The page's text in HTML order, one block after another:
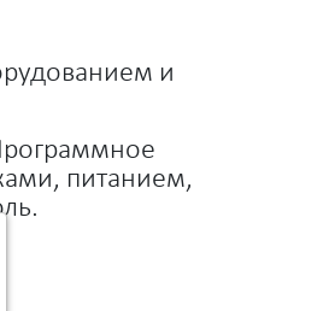
и
питанием,